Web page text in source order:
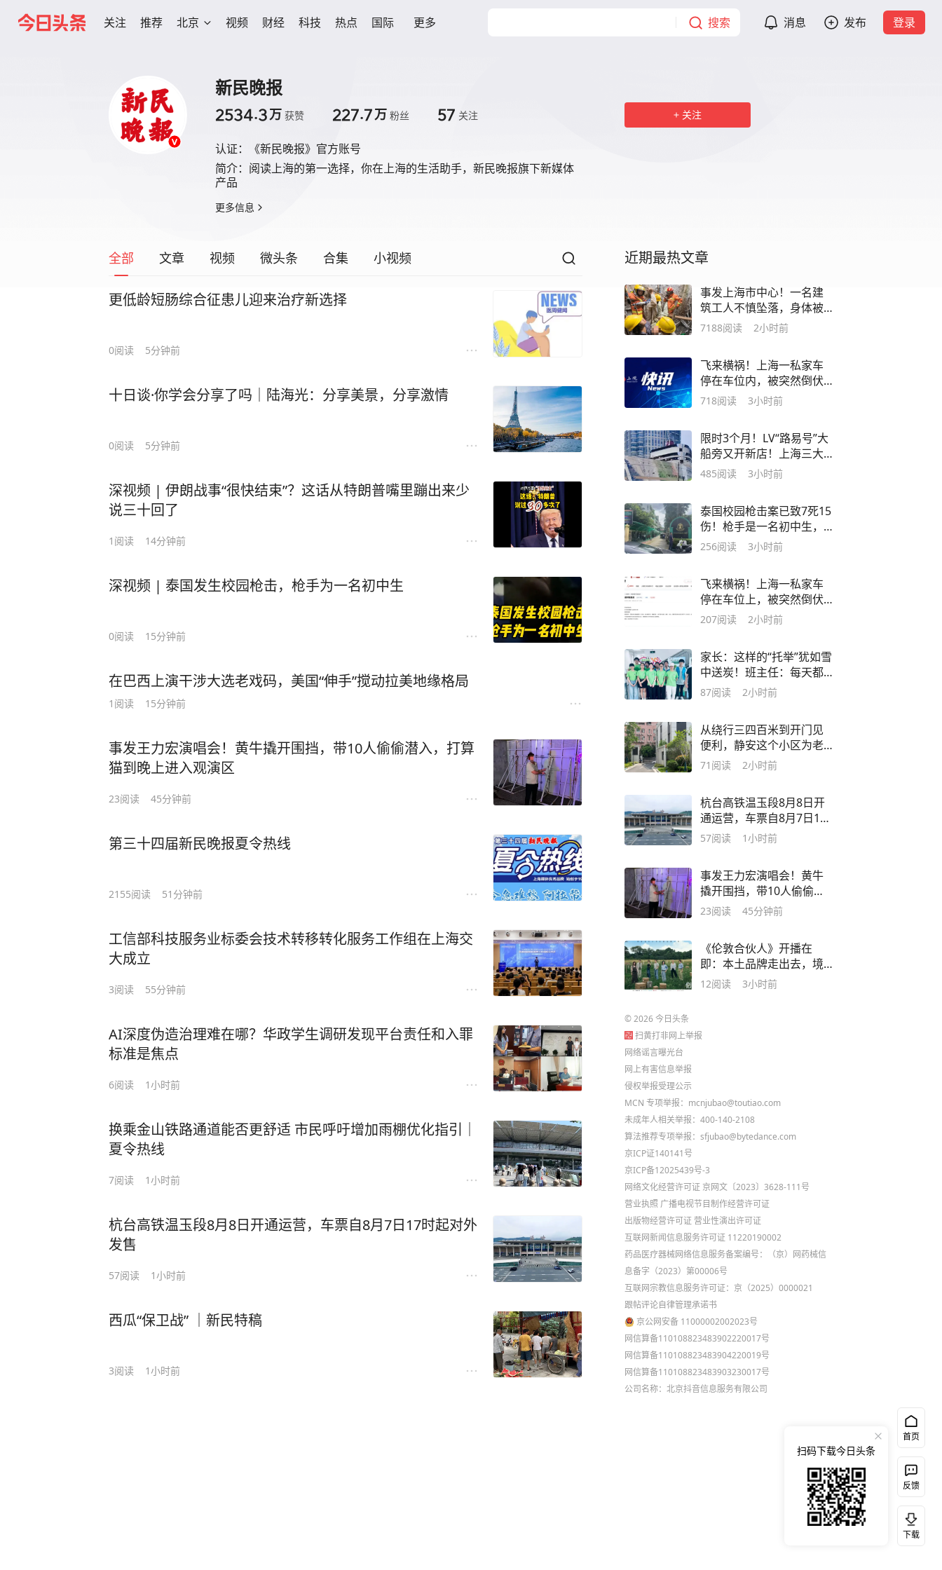
关注 推荐 北京 视频 财经 科技 热点 国际 更多 搜索 消息 发布 登录
新民晚报
2534.3万 获赞 227.7万 粉丝 57 关注
认证：
《新民晚报》官方账号
简介： 阅读上海的第一选择，你在上海的生活助手，新民晚报旗下新媒体
产品
更多信息
关注
全部 文章 视频 微头条 合集 小视频
更低龄短肠综合征患儿迎来治疗新选择
0阅读 5分钟前
十日谈·你学会分享了吗｜陆海光：分享美景，分享激情
0阅读 5分钟前
深视频 | 伊朗战事“很快结束”？这话从特朗普嘴里蹦出来少
说三十回了
1 阅读 14分钟前
深视频 | 泰国发生校园枪击，枪手为一名初中生
0阅读 15分钟前
在巴西上演干涉大选老戏码，美国“伸手”搅动拉美地缘格局
1 阅读 15分钟前
事发王力宏演唱会！黄牛撬开围挡，带10人偷偷潜入，打算
猫到晚上进入观演区
23阅读 45分钟前
第三十四届新民晚报夏令热线
2155阅读 51分钟前
工信部科技服务业标委会技术转移转化服务工作组在上海交
大成立
3阅读 55分钟前
AI深度伪造治理难在哪？华政学生调研发现平台责任和入罪
标准是焦点
6阅读 1小时前
换乘金山铁路通道能否更舒适 市民呼吁增加雨棚优化指引｜
夏令热线
7阅读 1小时前
杭台高铁温玉段8月8日开通运营，车票自8月7日17时起对外
发售
57阅读 1小时前
西瓜“保卫战” ｜新民特稿
3阅读 1小时前
近期最热文章
事发上海市中心！一名建
筑工人不慎坠落，身体被3
根钢筋刺穿，无法移动
7188阅读 2小时前
飞来横祸！上海一私家车
停在车位内，被突然倒伏
的大树砸中直接报废！谁
718阅读 3小时前
限时3个月！LV“路易号”大
船旁又开新店！上海三大
顶流博物馆同台PK
485阅读 3小时前
泰国校园枪击案已致7死15
伤！枪手是一名初中生，
先在家枪杀了自己的祖父
256阅读 3小时前
飞来横祸！上海一私家车
停在车位上，被突然倒伏
的大树砸中直接报废！谁
207阅读 2小时前
家长：这样的“托举”犹如雪
中送炭！班主任：每天都
很累，但心都很满！上海
87阅读 2小时前
从绕行三四百米到开门见
便利，静安这个小区为老
年居民打通“最后一百米”
71 阅读 2小时前
杭台高铁温玉段8月8日开
通运营，车票自8月7日17
时起对外发售
57阅读 1小时前
事发王力宏演唱会！黄牛
撬开围挡，带10人偷偷潜
入，打算猫到晚上进入观
23阅读 45分钟前
《伦敦合伙人》开播在
即：本土品牌走出去，境
外游客引进来
12阅读 3小时前
©2026今日头条
扫黄打非网上举报
网络谣言曝光台
网上有害信息举报
侵权举报受理公示
MCN 专项举报：mcnjubao@toutiao.com
未成年人相关举报：400-140-2108
算法推荐专项举报：sfjubao@bytedance.com
京ICP证140141号
京ICP备12025439号-3
网络文化经营许可证 京网文〔2023〕3628-111号
营业执照 广播电视节目制作经营许可证
出版物经营许可证 营业性演出许可证
互联网新闻信息服务许可证 11220190002
药品医疗器械网络信息服务备案编号：（京）网药械信
息备字（2023）第00006号
互联网宗教信息服务许可证：京（2025）0000021
跟帖评论自律管理承诺书
京公网安备 11000002002023号
网信算备110108823483902220017号
网信算备110108823483904220019号
网信算备110108823483903230017号
公司名称：北京抖音信息服务有限公司
首页
反馈
下载
扫码下载今日头条